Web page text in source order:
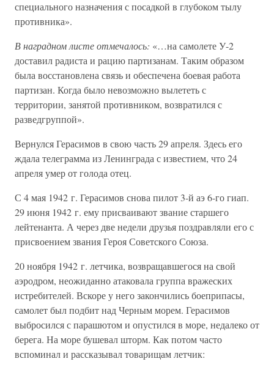
специального назначения с посадкой в глубоком тылу
противника».
В наградном листе отмечалось: «…на самолете У-2
доставил радиста и рацию партизанам. Таким образом
была восстановлена связь и обеспечена боевая работа
партизан. Когда было невозможно вылететь с
территории, занятой противником, возвратился с
разведгруппой».
Вернулся Герасимов в свою часть 29 апреля. Здесь его
ждала телеграмма из Ленинграда с известием, что 24
апреля умер от голода отец.
С 4 мая 1942 г. Герасимов снова пилот 3-й аэ 6-го гиап.
29 июня 1942 г. ему присваивают звание старшего
лейтенанта. А через две недели друзья поздравляли его с
присвоением звания Героя Советского Союза.
20 ноября 1942 г. летчика, возвращавшегося на свой
аэродром, неожиданно атаковала группа вражеских
истребителей. Вскоре у него закончились боеприпасы,
самолет был подбит над Черным морем. Герасимов
выбросился с парашютом и опустился в море, недалеко от
берега. На море бушевал шторм. Как потом часто
вспоминал и рассказывал товарищам летчик: